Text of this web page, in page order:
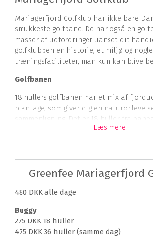
Mariagerfjord Golfklub har ikke bare
smukkeste golfbane. De har også en
masser af udfordringer uanset dit
golfklubben en historie, et miljø og nogle
træningsfaciliteter, man kun kan blive
Golfbanen
18 hullers golfbanen har et mix af
plantage, som giver dig en
sammenligning. Det er 18 huller fra
Michael Traasdahl Møller, som sikrer høj
på Mariagerfjord Golfklub. Med en rigtig
fællestræning og teoretisk undervisning,
Den smukke udsigt over fjorden nydes i
grad også fra restauranten. Alt på
Læs mere
Greenfee Mariagerfjord
480 DKK alle dage
Buggy
275 DKK 18 huller
475 DKK 36 huller (samme dag)